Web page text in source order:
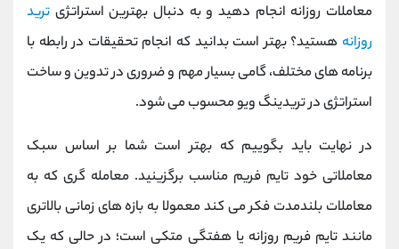
معاملات روزانه انجام دهید و به دنبال بهترین استراتژی ترید
روزانه هستید؟ بهتر است بدانید که انجام تحقیقات در رابطه با
برنامه های مختلف، گامی بسیار مهم و ضروری در تدوین و ساخت
استراتژی در تریدینگ ویو محسوب می شود.
در نهایت باید بگوییم که بهتر است شما بر اساس سبک
معاملاتی خود تایم فریم مناسب برگزینید. معامله گری که به
معاملات بلندمدت فکر می کندمعمولا به بازه‌ های زمانی بالاتری
مانند تایم فریم روزانه یا هفتگی متکی است؛ در حالی که یک